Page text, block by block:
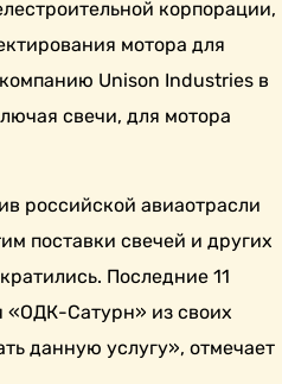
корпорации,
мотора для
Unison Industries в
свечи, для мотора
российской авиаотрасли
поставки свечей и других
Последние 11
«ОДК-Сатурн» из своих
данную услугу», отмечает